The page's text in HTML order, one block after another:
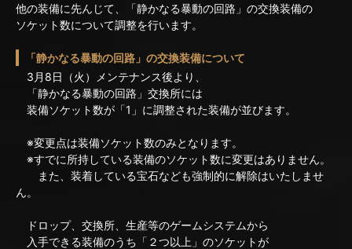
他の装備に先んじて、「静かなる暴動の回路」の交換装備の
ソケット数について調整を行います。
「静かなる暴動の回路」の交換装備について
3月8日（火）メンテナンス後より、
「静かなる暴動の回路」交換所には
装備ソケット数が「1」に調整された装備が並びます。
※変更点は装備ソケット数のみとなります。
※すでに所持している装備のソケット数に変更はありません。
また、装着している宝石なども強制的に解除はいたしませ
ん。
ドロップ、交換所、生産等のゲームシステムから
入手できる装備のうち「２つ以上」のソケットが